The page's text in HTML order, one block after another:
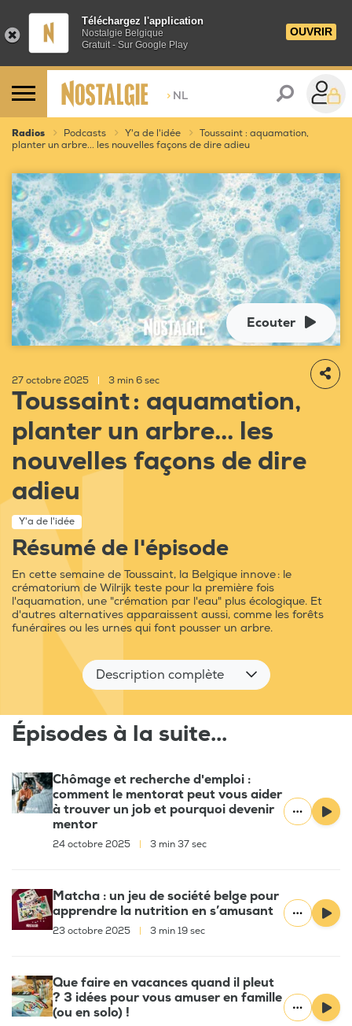
Téléchargez l'application
Nostalgie Belgique
Gratuit - Sur Google Play
OUVRIR
> NL
Radios Podcasts Y'a de l'idée
Toussaint : aquamation,
planter un arbre... les nouvelles façons de dire adieu
Ecouter
27 octobre 2025 3 min 6 sec
Toussaint : aquamation,
planter un arbre... les
nouvelles façons de dire
adieu
Y'a de l'idée
Résumé de l'épisode
En cette semaine de Toussaint, la Belgique innove : le
crématorium de Wilrijk teste pour la première fois
l'aquamation, une "crémation par l'eau" plus écologique. Et
d'autres alternatives apparaissent aussi, comme les forêts
funéraires ou les urnes qui font pousser un arbre.
Description complète
Épisodes à la suite...
Chômage et recherche d'emploi :
comment le mentorat peut vous aider
à trouver un job et pourquoi devenir
mentor
24 octobre 2025 3 min 37 sec
Matcha : un jeu de société belge pour
apprendre la nutrition en s’amusant
23 octobre 2025 3 min 19 sec
Que faire en vacances quand il pleut
? 3 idées pour vous amuser en famille
(ou en solo) !